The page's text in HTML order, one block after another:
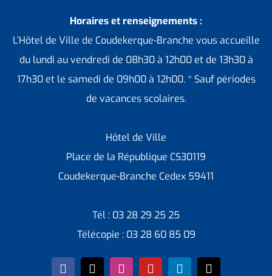
Horaires et renseignements :
L’Hôtel de Ville de Coudekerque-Branche vous accueille
du lundi au vendredi de 08h30 à 12h00 et de 13h30 à
17h30 et le samedi de 09h00 à 12h00. * Sauf périodes
de vacances scolaires.
Hôtel de Ville
Place de la République CS30119
Coudekerque-Branche Cedex 59411
Tél : 03 28 29 25 25
Télécopie : 03 28 60 85 09